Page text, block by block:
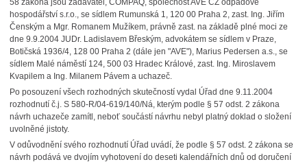
58 zákona jsou zadavatel, COMPAQ, společnost AVE CZ odpadové
hospodářství s.r.o., se sídlem Rumunská 1, 120 00 Praha 2, zast. Ing. Jiřím
Čenským a Mgr. Romanem Mužíkem, právně zast. na základě plné moci ze
dne 9.9.2004 JUDr. Ladislavem Břeským, advokátem se sídlem v Praze,
Botičská 1936/4, 128 00 Praha 2 (dále jen "AVE"), Marius Pedersen a.s., se
sídlem Malé náměstí 124, 500 03 Hradec Králové, zast. Ing. Miroslavem
Kvapilem a Ing. Milanem Pávem a uchazeč.
Po posouzení všech rozhodných skutečností vydal Úřad dne 9.11.2004
rozhodnutí č.j. S 580-R/04-619/140/Ná, kterým podle § 57 odst. 2 zákona
návrh uchazeče zamítl, neboť součástí návrhu nebyl platný doklad o složení
uvolněné jistoty.
V odůvodnění svého rozhodnutí Úřad uvádí, že podle § 57 odst. 2 zákona se
návrh podává ve dvojím vyhotovení do deseti kalendářních dnů od doručení